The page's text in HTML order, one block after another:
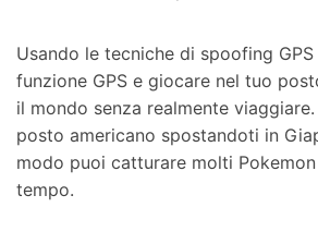
Usando le tecniche di spoofing
funzione GPS e giocare nel tuo
il mondo senza realmente
posto americano spostandoti in
modo puoi catturare molti
tempo.